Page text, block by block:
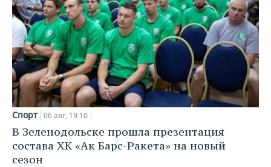
Спорт 06 авг, 19:10
В Зеленодольске прошла презентация
состава ХК «Ак Барс-Ракета» на новый
сезон